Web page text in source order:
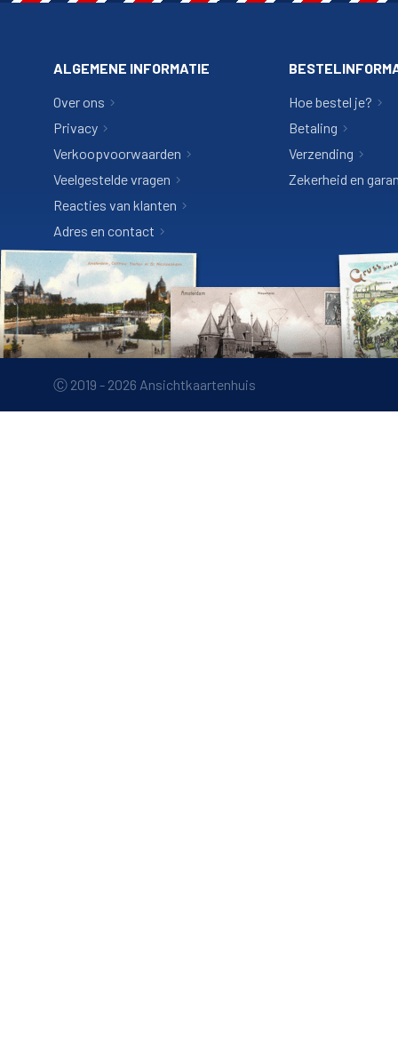
ALGEMENE INFORMATIE
Over ons
Privacy
Verkoopvoorwaarden
Veelgestelde vragen
Reacties van klanten
Adres en contact
Hoe bestel je?
Betaling
Verzending
Zekerheid en
Ⓒ 2019 - 2026 Ansichtkaartenhuis